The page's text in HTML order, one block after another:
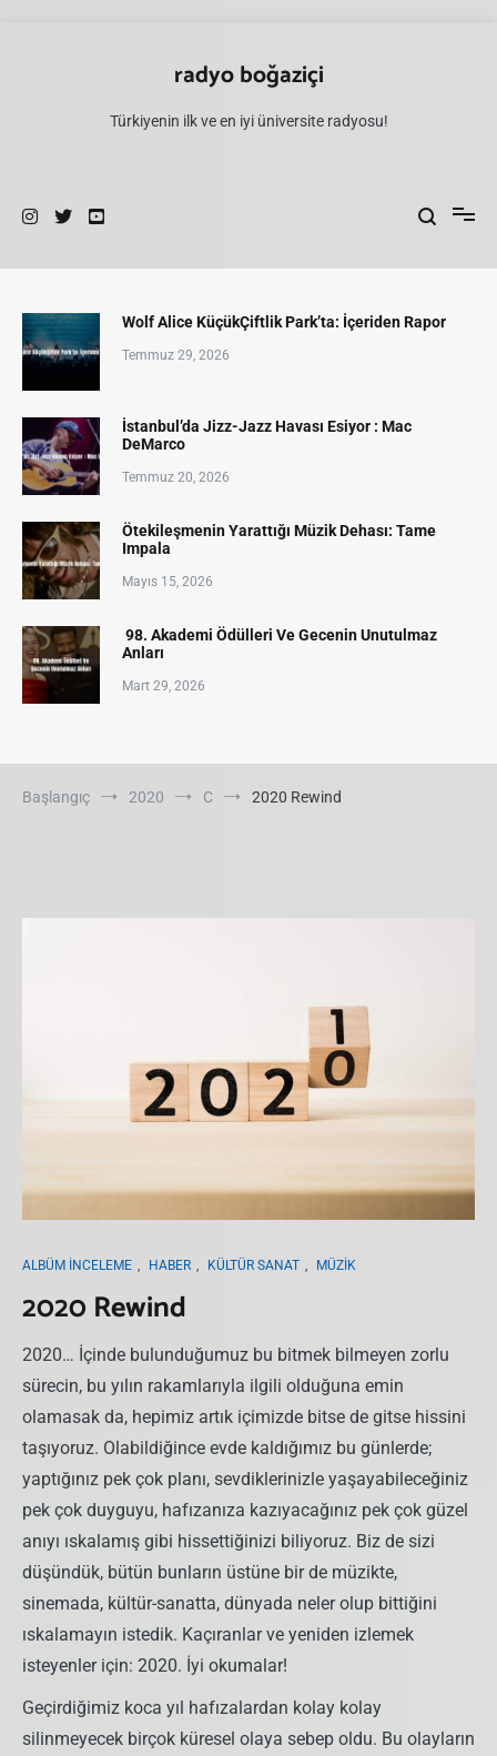
radyo boğaziçi
Türkiyenin ilk ve en iyi üniversite radyosu!
Wolf Alice KüçükÇiftlik Park’ta: İçeriden Rapor
Temmuz 29, 2026
İstanbul’da Jizz-Jazz Havası Esiyor : Mac
DeMarco
Temmuz 20, 2026
Ötekileşmenin Yarattığı Müzik Dehası: Tame
Impala
Mayıs 15, 2026
98. Akademi Ödülleri Ve Gecenin Unutulmaz
Anları
Mart 29, 2026
Başlangıç 2020 C 2020 Rewind
ALBÜM İNCELEME , HABER , KÜLTÜR SANAT , MÜZIK
2020 Rewind
2020… İçinde bulunduğumuz bu bitmek bilmeyen zorlu
sürecin, bu yılın rakamlarıyla ilgili olduğuna emin
olamasak da, hepimiz artık içimizde bitse de gitse hissini
taşıyoruz. Olabildiğince evde kaldığımız bu günlerde;
yaptığınız pek çok planı, sevdiklerinizle yaşayabileceğiniz
pek çok duyguyu, hafızanıza kazıyacağınız pek çok güzel
anıyı ıskalamış gibi hissettiğinizi biliyoruz. Biz de sizi
düşündük, bütün bunların üstüne bir de müzikte,
sinemada, kültür-sanatta, dünyada neler olup bittiğini
ıskalamayın istedik. Kaçıranlar ve yeniden izlemek
isteyenler için: 2020. İyi okumalar!
Geçirdiğimiz koca yıl hafızalardan kolay kolay
silinmeyecek birçok küresel olaya sebep oldu. Bu olayların